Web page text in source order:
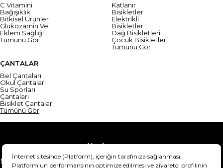
C Vitamini
Bağışıklık
Bitkisel Ürünler
Glukozamin Ve
Eklem Sağlığı
Tümünü Gör
Katlanır
Bisikletler
Elektrikli
Bisikletler
Dağ Bisikletleri
Çocuk Bisikletleri
Tümünü Gör
ÇANTALAR
Bel Çantaları
Okul Çantaları
Su Sporları
Çantaları
Bisiklet Çantaları
Tümünü Gör
Yardım
Mesafeli Satış Sözleşmesi
Teslimat Bilgisi